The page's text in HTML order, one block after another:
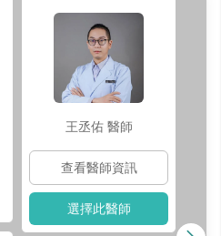
王丞佑 醫師
查看醫師資訊
選擇此醫師